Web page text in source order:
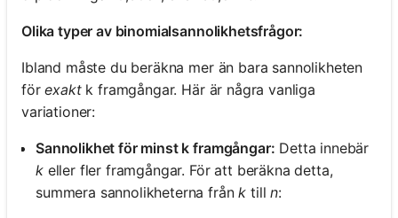
Olika typer av binomialsannolikhetsfrågor:
Ibland måste du beräkna mer än bara sannolikheten
förexaktk framgångar. Här är några vanliga
variationer:
Sannolikhet för minst k framgångar: Detta innebär
keller fler framgångar. För att beräkna detta,
summera sannolikheterna frånk tilln: